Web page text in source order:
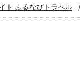
ト ふるなびトラベル